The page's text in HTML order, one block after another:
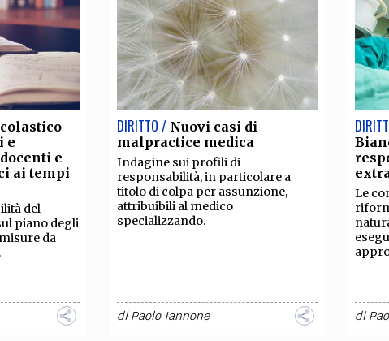
e
e
ai tempi
del
piano degli
da
DIRITTO / Nuovi casi di
malpractice medica
Indagine sui profili di
responsabilità, in particolare a
titolo di colpa per assunzione,
attribuibili al medico
specializzando.
diPaolo Iannone
Le
di